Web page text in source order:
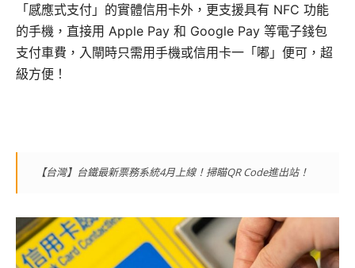
「感應式支付」的實體信用卡外，更支援具有 NFC 功能
的手機，直接用 Apple Pay 和 Google Pay 等電子錢包
支付車費，入閘時只需用手機或信用卡一「嘟」便可，超
級方便！
【台灣】台鐵最新票務系統4月上線！掃瞄QR Code進出站！